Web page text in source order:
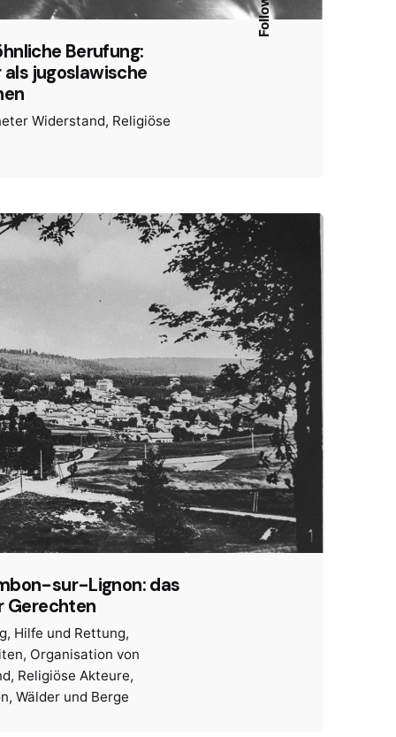
Berufung:
jugoslawische
Widerstand Religiöse
sur-Lignon: das
Gerechten
Hilfe und Rettung
Organisation von
Religiöse Akteure
Wälder und Berge